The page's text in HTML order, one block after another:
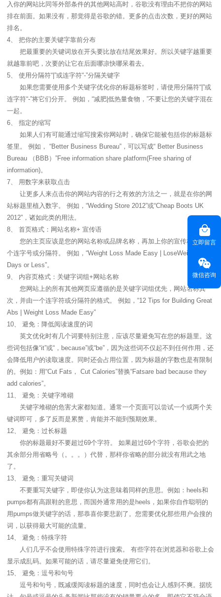
入你的网站比同等外部条件的其他网站高时，谷歌没有理由不把你的网站
排在前面。如果没有，那觉得是谷歌的错。更多的点击次数，更好的网站
排名。
4、 把你的主要关键字靠前分布
把最重要的关键词放在开头要比放在结尾效果好。所以关键字越重要
就越靠前吧，次要的让它在后面哪凉快哪呆着去。
5、 使用分隔符“|”或连字符“-”分隔关键字
如果您需要使用多个关键字优化你的标题标签时，请使用分隔符“|”或
连字符“-”将它们分开。 例如，“减肥|低热量食物，”不要让您的关键字混在
一起。
6、 指定的缩写
如果人们有可能通过缩写搜索你网站时，确保它能被包括你的标题标
签里。 例如， “Better Business Bureau”，可以写成“ Better Business
Bureau （BBB）”Free information share platform(Free sharing of
information)。
7、 用数字来获取点击
让更多人来点击你的网站内容的行之有效的方法之一，就是在你的网
站标题里植入数字。 例如，“Wedding Store 2012”或“Cheap Boots UK
2012”，诸如此类的用法。
8、 首页格式：网站名称+ 宣传语
您的主页应该是您的网站名称或品牌名称，再加上你的宣传标语，一
个连字号或分隔符。 例如，“Weight Loss Made Easy | LoseWeight in 60
Days or Less”。
9、 内容页格式：关键字词组+网站名称
您网站上的所有其他网页应遵循的是关键字词组优先，网站名称其
次，并由一个连字符或分隔符的格式。 例如，“12 Tips for Building Great
Abs | Weight Loss Made Easy”
10、 避免：降低阅读速度的词
英文优化时有几个词要特别注意，应该尽量避免写在您的标题里。这
些词包括像“it”或“，because”或“be”，因为这些词不仅起不到任何作用，还
会降低用户的读取速度。同时还会占用位置，因为标题的字数也是有限制
的。例如：用“Cut Fats， Cut Calories”替换“Fatsare bad because they
add calories”。
11、 避免：关键字堆砌
关键字堆砌的危害大家都知道。通常一个页面可以尝试一个或两个关
键词即可，多了反而是累赘，肯能并不能到预期效果。
12、 避免：过长标题
你的标题最好不要超过69个字符。 如果超过69个字符，谷歌会把的
其余部分用省略号（。。。）代替，那样你省略的部分就没有用武之地
了。
13、 避免：重写关键词
不要重写关键字，即使你认为这意味着同样的意思。例如：heels和
pumps都有高跟鞋的意思，而国外通常用的是heels，如果你自作聪明的
用pumps做关键字的话，那恭喜你要悲剧了。您需要优化那些用户会搜的
词，以获得最大可能的流量。
14、 避免：特殊字符
人们几乎不会使用特殊字符进行搜索。 有些字符在浏览器和谷歌上会
显示成乱码。如果可能的话，请尽量避免使用它们。
15、 避免：逗号和句号
逗号和句号，既减缓阅读标题的速度，同时也会让人感到不爽。据统
立即留言
微信咨询